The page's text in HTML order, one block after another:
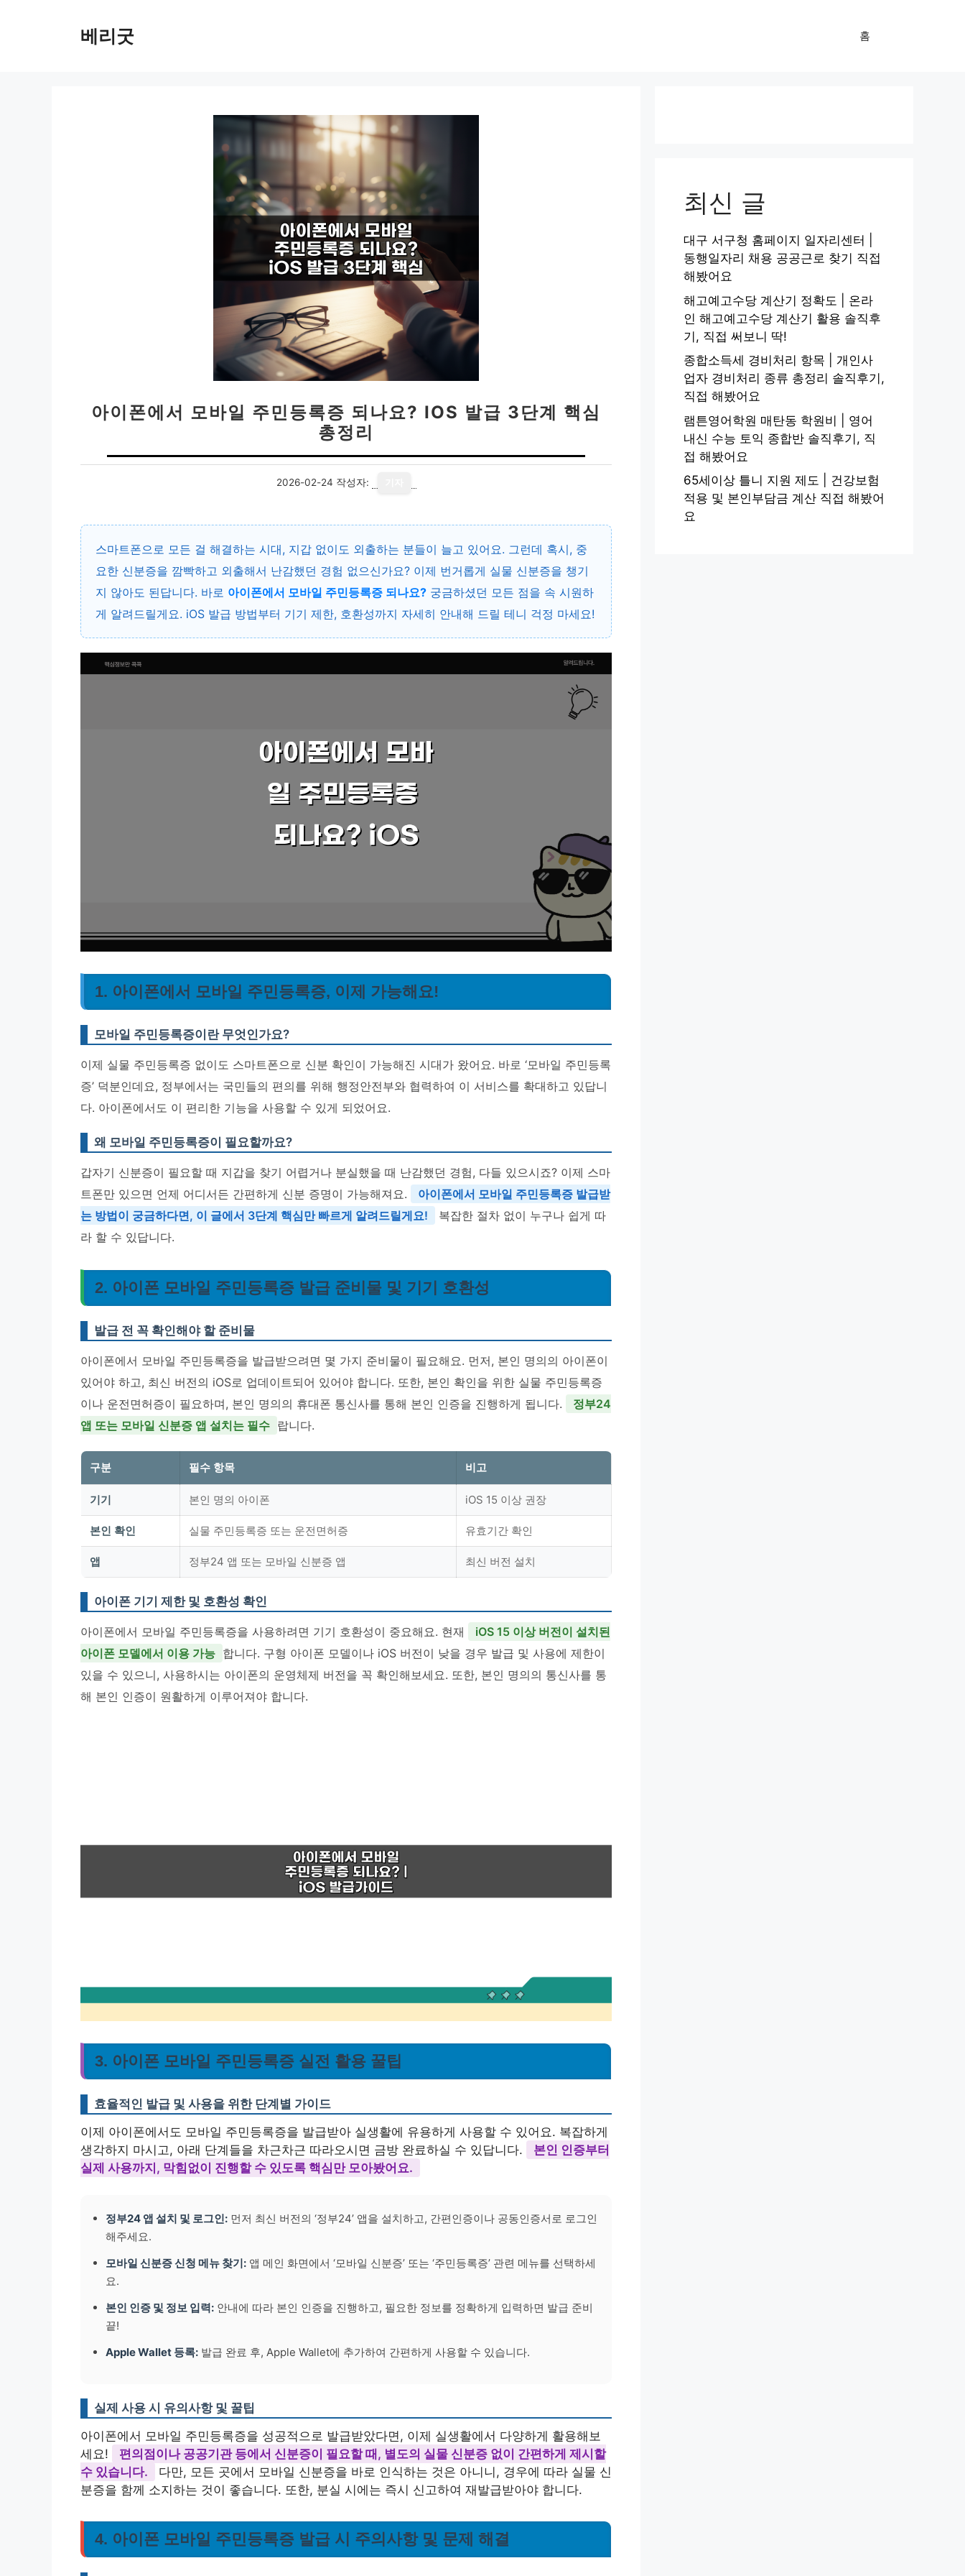
베리굿 홈
아이폰에서 모바일 주민등록증 되나요? IOS 발급 3단계 핵심
총정리
2026-02-24 작성자:
스마트폰으로 모든 걸 해결하는 시대, 지갑 없이도 외출하는 분들이 늘고 있어요. 그런데 혹시, 중
요한 신분증을 깜빡하고 외출해서 난감했던 경험 없으신가요? 이제 번거롭게 실물 신분증을 챙기
지 않아도 된답니다. 바로 아이폰에서 모바일 주민등록증 되나요? 궁금하셨던 모든 점을 속 시원하
게 알려드릴게요. iOS 발급 방법부터 기기 제한, 호환성까지 자세히 안내해 드릴 테니 걱정 마세요!
1. 아이폰에서 모바일 주민등록증, 이제 가능해요!
모바일 주민등록증이란 무엇인가요?
이제 실물 주민등록증 없이도 스마트폰으로 신분 확인이 가능해진 시대가 왔어요. 바로 ‘모바일 주민등록
증’ 덕분인데요, 정부에서는 국민들의 편의를 위해 행정안전부와 협력하여 이 서비스를 확대하고 있답니
다. 아이폰에서도 이 편리한 기능을 사용할 수 있게 되었어요.
왜 모바일 주민등록증이 필요할까요?
갑자기 신분증이 필요할 때 지갑을 찾기 어렵거나 분실했을 때 난감했던 경험, 다들 있으시죠? 이제 스마
트폰만 있으면 언제 어디서든 간편하게 신분 증명이 가능해져요.
아이폰에서 모바일 주민등록증 발급받
는 방법이 궁금하다면, 이 글에서 3단계 핵심만 빠르게 알려드릴게요!
복잡한 절차 없이 누구나 쉽게 따
라 할 수 있답니다.
2. 아이폰 모바일 주민등록증 발급 준비물 및 기기 호환성
발급 전 꼭 확인해야 할 준비물
아이폰에서 모바일 주민등록증을 발급받으려면 몇 가지 준비물이 필요해요. 먼저, 본인 명의의 아이폰이
있어야 하고, 최신 버전의 iOS로 업데이트되어 있어야 합니다. 또한, 본인 확인을 위한 실물 주민등록증
이나 운전면허증이 필요하며, 본인 명의의 휴대폰 통신사를 통해 본인 인증을 진행하게 됩니다.
정부24
앱 또는 모바일 신분증 앱 설치는 필수 랍니다.
구분 필수 항목 비고
기기 본인 명의 아이폰 iOS 15 이상 권장
본인 확인 실물 주민등록증 또는 운전면허증 유효기간 확인
앱 정부24 앱 또는 모바일 신분증 앱 최신 버전 설치
아이폰 기기 제한 및 호환성 확인
아이폰에서 모바일 주민등록증을 사용하려면 기기 호환성이 중요해요. 현재
iOS 15 이상 버전이 설치된
아이폰 모델에서 이용 가능 합니다. 구형 아이폰 모델이나 iOS 버전이 낮을 경우 발급 및 사용에 제한이
있을 수 있으니, 사용하시는 아이폰의 운영체제 버전을 꼭 확인해보세요. 또한, 본인 명의의 통신사를 통
해 본인 인증이 원활하게 이루어져야 합니다.
3. 아이폰 모바일 주민등록증 실전 활용 꿀팁
효율적인 발급 및 사용을 위한 단계별 가이드
이제 아이폰에서도 모바일 주민등록증을 발급받아 실생활에 유용하게 사용할 수 있어요. 복잡하게
생각하지 마시고, 아래 단계들을 차근차근 따라오시면 금방 완료하실 수 있답니다.
본인 인증부터
실제 사용까지, 막힘없이 진행할 수 있도록 핵심만 모아봤어요.
정부24 앱 설치 및 로그인: 먼저 최신 버전의 ‘정부24’ 앱을 설치하고, 간편인증이나 공동인증서로 로그인
해주세요.
모바일 신분증 신청 메뉴 찾기: 앱 메인 화면에서 ‘모바일 신분증’ 또는 ‘주민등록증’ 관련 메뉴를 선택하세
요.
본인 인증 및 정보 입력: 안내에 따라 본인 인증을 진행하고, 필요한 정보를 정확하게 입력하면 발급 준비
끝!
Apple Wallet 등록: 발급 완료 후, Apple Wallet에 추가하여 간편하게 사용할 수 있습니다.
실제 사용 시 유의사항 및 꿀팁
아이폰에서 모바일 주민등록증을 성공적으로 발급받았다면, 이제 실생활에서 다양하게 활용해보
세요!
편의점이나 공공기관 등에서 신분증이 필요할 때, 별도의 실물 신분증 없이 간편하게 제시할
수 있습니다.
다만, 모든 곳에서 모바일 신분증을 바로 인식하는 것은 아니니, 경우에 따라 실물 신
분증을 함께 소지하는 것이 좋습니다. 또한, 분실 시에는 즉시 신고하여 재발급받아야 합니다.
4. 아이폰 모바일 주민등록증 발급 시 주의사항 및 문제 해결
최신 글
대구 서구청 홈페이지 일자리센터 |
동행일자리 채용 공공근로 찾기 직접
해봤어요
해고예고수당 계산기 정확도 | 온라
인 해고예고수당 계산기 활용 솔직후
기, 직접 써보니 딱!
종합소득세 경비처리 항목 | 개인사
업자 경비처리 종류 총정리 솔직후기,
직접 해봤어요
램튼영어학원 매탄동 학원비 | 영어
내신 수능 토익 종합반 솔직후기, 직
접 해봤어요
65세이상 틀니 지원 제도 | 건강보험
적용 및 본인부담금 계산 직접 해봤어
요